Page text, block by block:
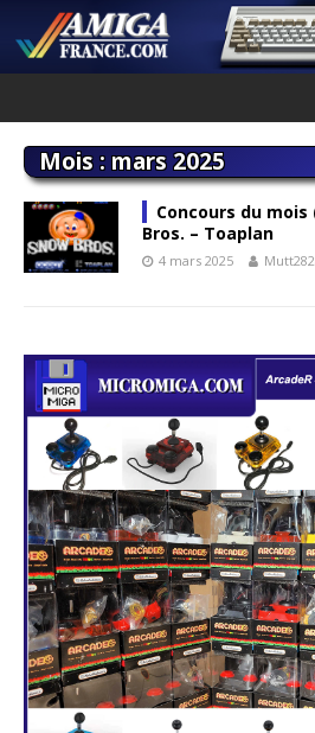
Mois :mars 2025
Concours du mois
Bros. – Toaplan
4 mars 2025